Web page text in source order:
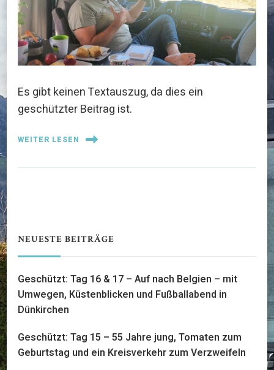
Es gibt keinen Textauszug, da dies ein
geschützter Beitrag ist.
WEITER LESEN
NEUESTE BEITRÄGE
Geschützt: Tag 16 & 17 – Auf nach Belgien – mit
Umwegen, Küstenblicken und Fußballabend in
Dünkirchen
Geschützt: Tag 15 – 55 Jahre jung, Tomaten zum
Geburtstag und ein Kreisverkehr zum Verzweifeln